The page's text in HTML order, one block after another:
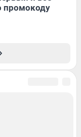
промокоду